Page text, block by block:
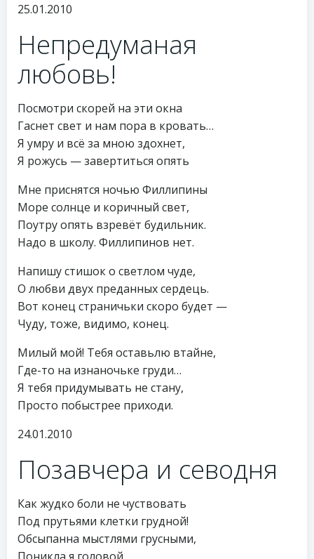
25.01.2010
Непредуманая
любовь!
Посмотри скорей на эти окна
Гаснет свет и нам пора в кровать…
Я умру и всё за мною здохнет,
Я рожусь — завертиться опять
Мне приснятся ночью Филлипины
Море солнце и коричный свет,
Поутру опять взревёт будильник.
Надо в школу. Филлипинов нет.
Напишу стишок о светлом чуде,
О любви двух преданных сердець.
Вот конец страничьки скоро будет —
Чуду, тоже, видимо, конец.
Милый мой! Тебя оставьлю втайне,
Где-то на изнаночьке груди…
Я тебя придумывать не стану,
Просто побыстрее приходи.
24.01.2010
Позавчера и севодня
Как жудко боли не чуствовать
Под прутьями клетки грудной!
Обсыпанна мыстлями грусными,